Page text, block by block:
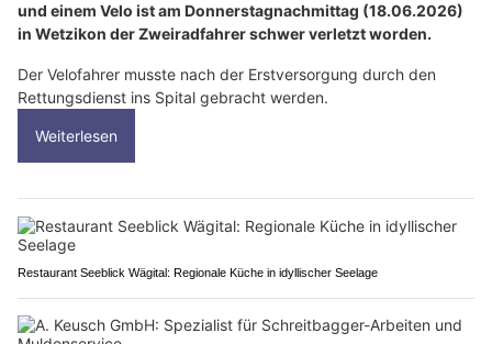
und einem Velo ist am Donnerstagnachmittag (18.06.2026)
in Wetzikon der Zweiradfahrer schwer verletzt worden.
Der Velofahrer musste nach der Erstversorgung durch den
Rettungsdienst ins Spital gebracht werden.
Weiterlesen
Restaurant Seeblick Wägital: Regionale Küche in idyllischer Seelage